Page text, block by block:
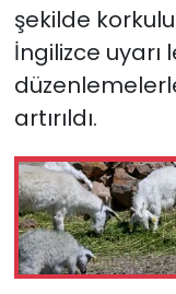
şekilde
İngilizce
artırıldı.